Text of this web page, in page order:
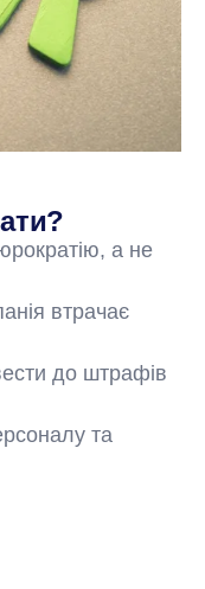
а не
втрачає
до штрафів
та